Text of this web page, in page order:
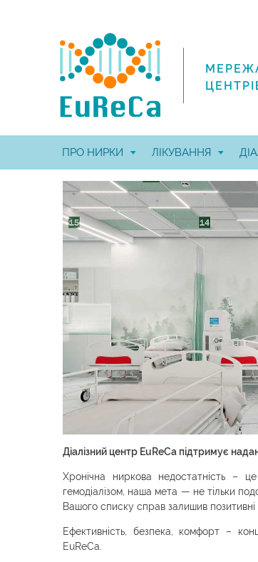
ПРО НИРКИ ЛІКУВАННЯ
Діалізний центр EuReCa підтримує
Хронічна ниркова недостатність –
гемодіалізом, наша мета — не тільки
Вашого списку справ залишив
Ефективність, безпека, комфорт –
EuReCa.